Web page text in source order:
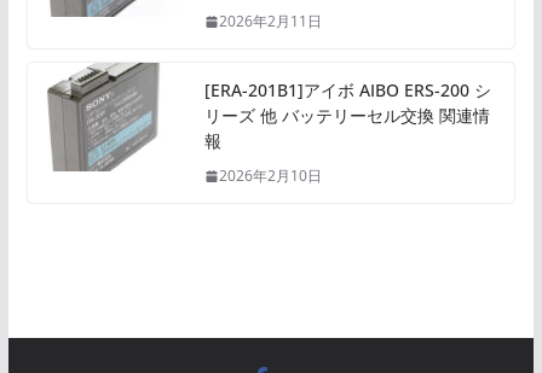
2026年2月11日
[ERA-201B1]アイボ AIBO ERS-200 シ
リーズ 他 バッテリーセル交換 関連情
報
2026年2月10日